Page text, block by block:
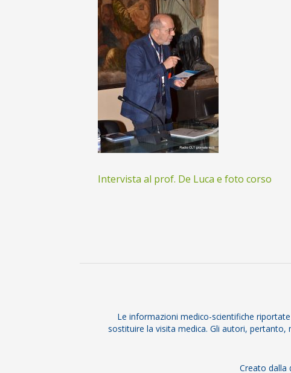
Intervista al prof. De Luca e foto corso
02-
Le informazioni medico-scientifiche
sostituire la visita medica. Gli autori,
Creato dalla